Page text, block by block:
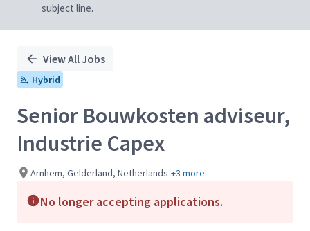
subject line.
View All Jobs
Hybrid
Senior Bouwkosten adviseur,
Industrie Capex
Arnhem, Gelderland, Netherlands +3 more
No longer accepting applications.